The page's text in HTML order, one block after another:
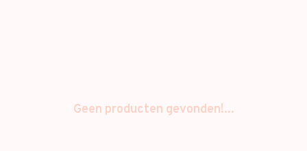
Geen producten gevonden!...